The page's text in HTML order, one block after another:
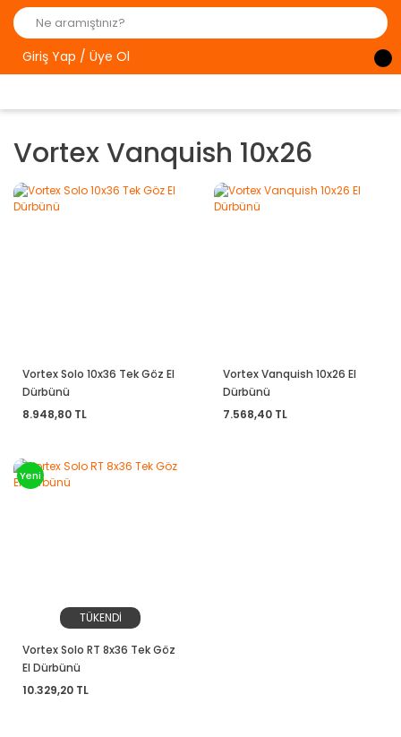
Giriş Yap / Üye Ol
Vortex Vanquish 10x26
Vortex Solo 10x36 Tek Göz El
Dürbünü
8.948,80 TL
Vortex Vanquish 10x26 El
Dürbünü
7.568,40 TL
Yeni
TÜKENDİ
Vortex Solo RT 8x36 Tek Göz
El Dürbünü
10.329,20 TL